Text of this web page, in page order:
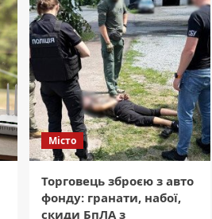
Місто
Торговець зброєю з авто
фонду: гранати, набої,
скиди БпЛА з